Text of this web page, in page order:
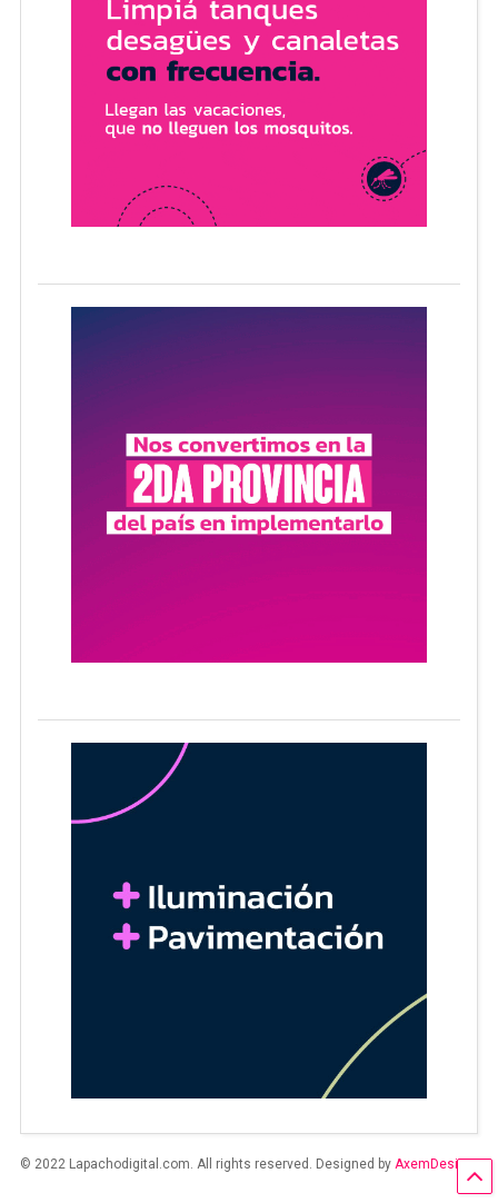
© 2022 Lapachodigital.com. All rights reserved. Designed by AxemDesign